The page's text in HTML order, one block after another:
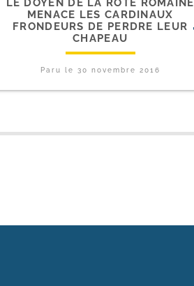
LE DOYEN DE LA ROTE ROMAINE
MENACE LES CARDINAUX
FRONDEURS DE PERDRE LEUR
CHAPEAU
Paru le 30 novembre 2016